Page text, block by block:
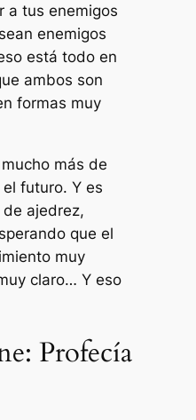
a tus enemigos
enemigos
está todo en
ambos son
formas muy
más de
futuro. Y es
ajedrez,
que el
muy
claro… Y eso
Profecía